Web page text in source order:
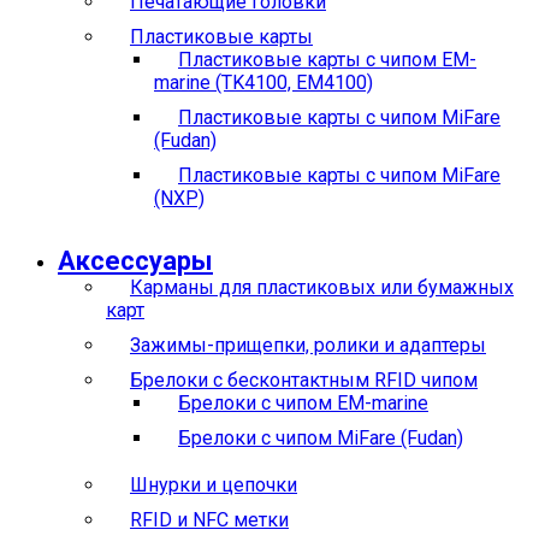
Пластиковые карты
Пластиковые карты с чипом EM-
marine (TK4100, EM4100)
Пластиковые карты с чипом MiFare
(Fudan)
Пластиковые карты с чипом MiFare
(NXP)
Аксессуары
Карманы для пластиковых или бумажных
карт
Зажимы-прищепки, ролики и адаптеры
Брелоки с бесконтактным RFID чипом
Брелоки с чипом EM-marine
Брелоки с чипом MiFare (Fudan)
Шнурки и цепочки
RFID и NFC метки